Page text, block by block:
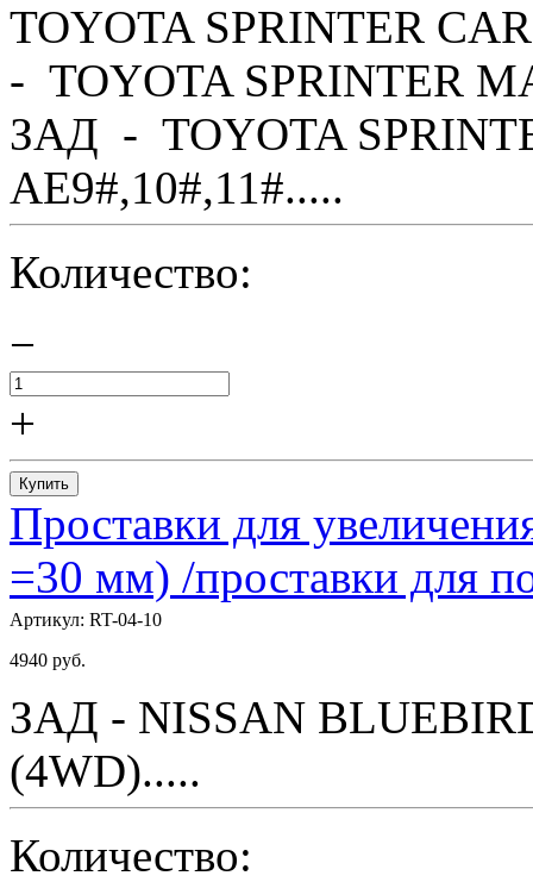
TOYOTA SPRINTER
- TOYOTA SPRINTER
ЗАД - TOYOTA
AE9#,10#,11#.....
Количество:
−
+
Купить
Проставки для
=30 мм) /проставки для
Артикул: RT-04-10
4940 руб.
ЗАД - NISSAN
(4WD).....
Количество: